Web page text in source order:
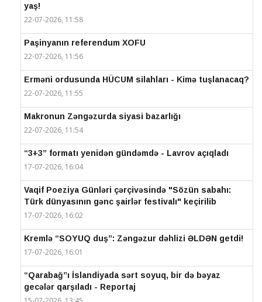
yaş!
22-07-2026, 11:58
Paşinyanın referendum XOFU
22-07-2026, 11:56
Erməni ordusunda HÜCUM silahları - Kimə tuşlanacaq?
22-07-2026, 11:55
Makronun Zəngəzurda siyasi bazarlığı
22-07-2026, 11:54
“3+3” formatı yenidən gündəmdə - Lavrov açıqladı
17-07-2026, 16:04
Vaqif Poeziya Günləri çərçivəsində "Sözün sabahı:
Türk dünyasının gənc şairlər festivalı" keçirilib
17-07-2026, 16:02
Kremlə “SOYUQ duş”: Zəngəzur dəhlizi ƏLDƏN getdi!
17-07-2026, 16:01
“Qarabağ”ı İslandiyada sərt soyuq, bir də bəyaz
gecələr qarşıladı - Reportaj